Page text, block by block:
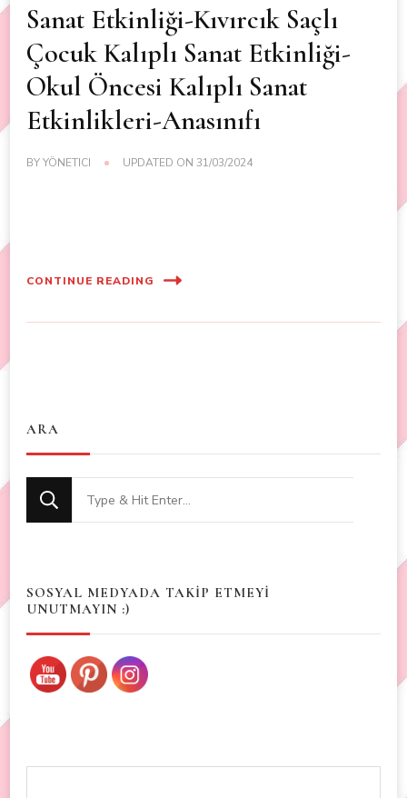
Sanat Etkinliği-Kıvırcık Saçlı
Çocuk Kalıplı Sanat Etkinliği-
Okul Öncesi Kalıplı Sanat
Etkinlikleri-Anasınıfı
BYYÖNETICI UPDATED ON 31/03/2024
CONTINUE READING
ARA
Looking
for
SOSYAL MEDYADA TAKİP ETMEYİ
UNUTMAYIN :)